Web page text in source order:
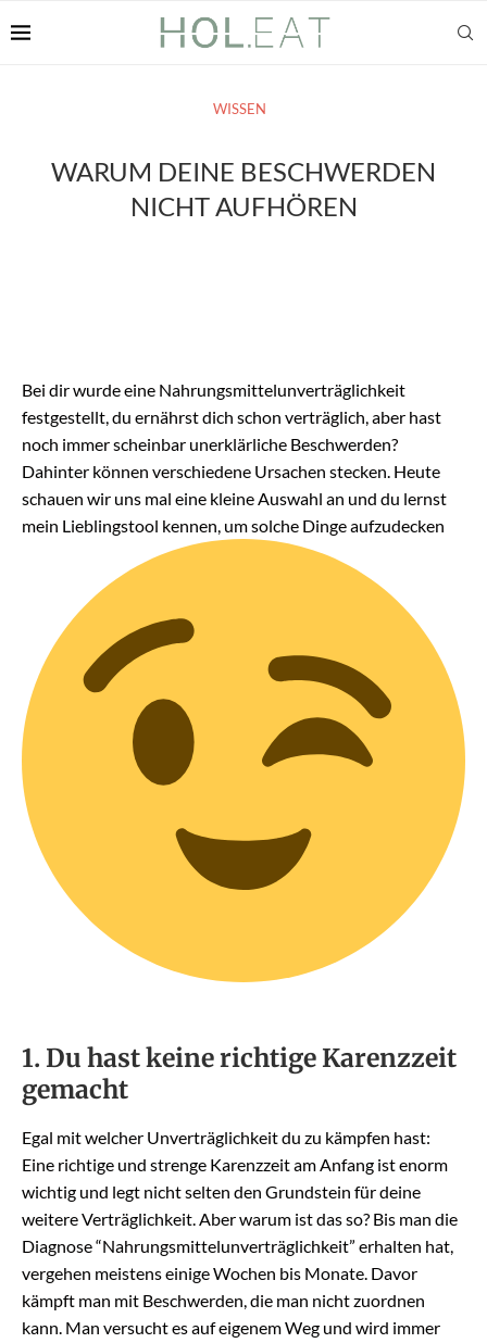
WISSEN
WARUM DEINE BESCHWERDEN
NICHT AUFHÖREN
Bei dir wurde eine Nahrungsmittelunverträglichkeit
festgestellt, du ernährst dich schon verträglich, aber hast
noch immer scheinbar unerklärliche Beschwerden?
Dahinter können verschiedene Ursachen stecken. Heute
schauen wir uns mal eine kleine Auswahl an und du lernst
mein Lieblingstool kennen, um solche Dinge aufzudecken
1. Du hast keine richtige Karenzzeit
gemacht
Egal mit welcher Unverträglichkeit du zu kämpfen hast:
Eine richtige und strenge Karenzzeit am Anfang ist enorm
wichtig und legt nicht selten den Grundstein für deine
weitere Verträglichkeit. Aber warum ist das so? Bis man die
Diagnose “Nahrungsmittelunverträglichkeit” erhalten hat,
vergehen meistens einige Wochen bis Monate. Davor
kämpft man mit Beschwerden, die man nicht zuordnen
kann. Man versucht es auf eigenem Weg und wird immer